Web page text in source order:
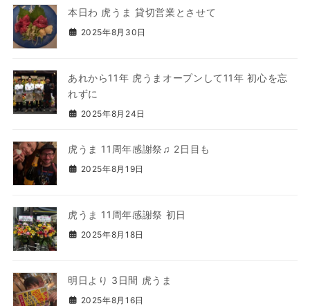
本日わ 虎うま 貸切営業とさせて
2025年8月30日
あれから11年 虎うまオープンして11年 初心を忘
れずに
2025年8月24日
虎うま 11周年感謝祭♫ 2日目も
2025年8月19日
虎うま 11周年感謝祭 初日
2025年8月18日
明日より 3日間 虎うま
2025年8月16日